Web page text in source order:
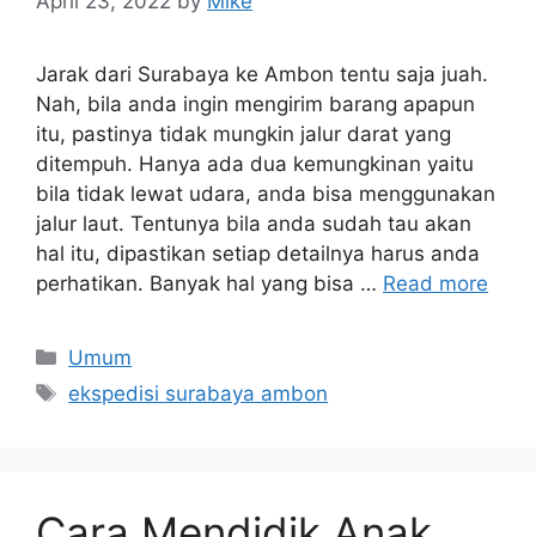
Jarak dari Surabaya ke Ambon tentu saja juah.
Nah, bila anda ingin mengirim barang apapun
itu, pastinya tidak mungkin jalur darat yang
ditempuh. Hanya ada dua kemungkinan yaitu
bila tidak lewat udara, anda bisa menggunakan
jalur laut. Tentunya bila anda sudah tau akan
hal itu, dipastikan setiap detailnya harus anda
perhatikan. Banyak hal yang bisa … Read more
Categories
Umum
Tags
ekspedisi surabaya ambon